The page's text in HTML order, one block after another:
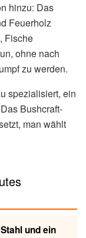
hinzu: Das
Feuerholz
Fische
ohne nach
zu werden.
spezialisiert, ein
Bushcraft-
man wählt
und ein